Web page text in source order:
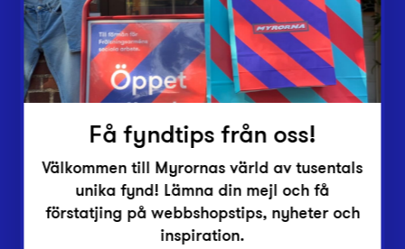
Inlämningsplatser
Om Myrorna
Lediga jobb
Pressrum
Få fyndtips från oss!
Välkommen till Myrornas värld av tusentals
unika fynd! Lämna din mejl och få
förstatjing på webbshopstips, nyheter och
inspiration.